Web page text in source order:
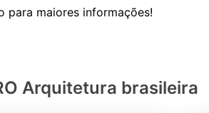
Arquitetura brasileira